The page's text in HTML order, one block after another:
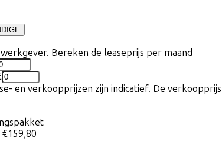
Bereken de leaseprijs per maand
en verkoopprijzen zijn indicatief. De
€159,80